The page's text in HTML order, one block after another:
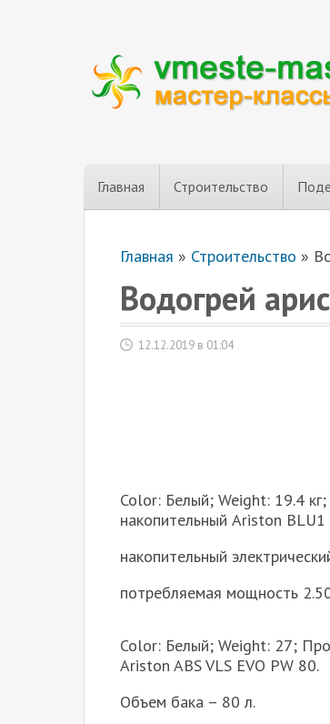
Главная Строительство
Главная » Строительство »
Водогрей
12.12.2019 в 01:04
Color: Белый; Weight: 19.4
накопительный Ariston BLU1
накопительный
потребляемая мощность
Color: Белый; Weight: 27;
Ariston ABS VLS EVO PW 80.
Объем бака – 80 л.